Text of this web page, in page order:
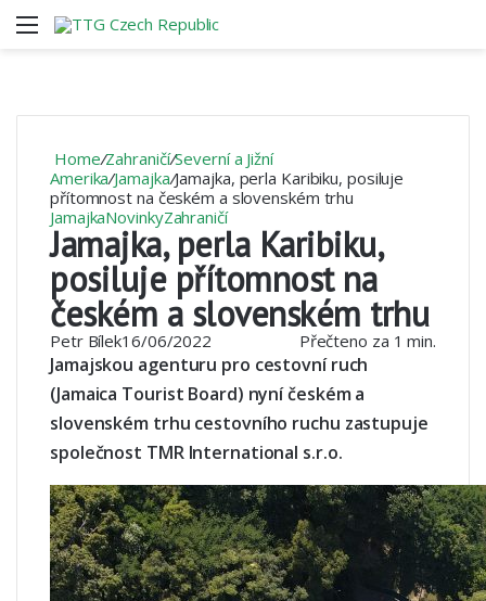
Menu
Home/Zahraničí/Severní a Jižní
Amerika/Jamajka/Jamajka, perla Karibiku, posiluje
přítomnost na českém a slovenském trhu
JamajkaNovinkyZahraničí
Jamajka, perla Karibiku,
posiluje přítomnost na
českém a slovenském trhu
Petr Bílek16/06/2022 Přečteno za 1 min.
Jamajskou agenturu pro cestovní ruch
(Jamaica Tourist Board) nyní českém a
slovenském trhu cestovního ruchu zastupuje
společnost TMR International s.r.o.